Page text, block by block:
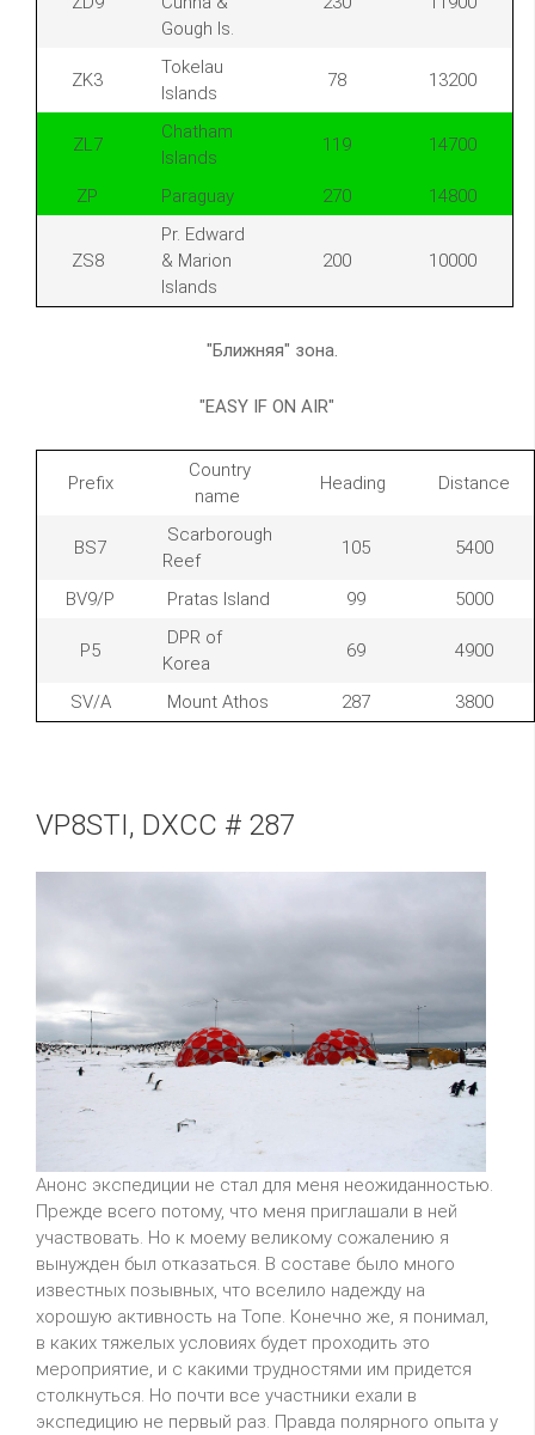
Gough Is.
ZK3
Tokelau
Islands
78 13200
ZL7
Chatham
Islands
119 14700
ZP Paraguay 270 14800
ZS8
Pr. Edward
& Marion
Islands
200 10000
"Ближняя" зона.
"EASY IF ON AIR"
Prefix
Country
name
Heading Distance
BS7
Scarborough
Reef
105 5400
BV9/P Pratas Island 99 5000
P5
DPR of
Korea
69 4900
SV/A Mount Athos 287 3800
VP8STI, DXCC # 287
Анонс экспедиции не стал для меня неожиданностью.
Прежде всего потому, что меня приглашали в ней
участвовать. Но к моему великому сожалению я
вынужден был отказаться. В составе было много
известных позывных, что вселило надежду на
хорошую активность на Топе. Конечно же, я понимал,
в каких тяжелых условиях будет проходить это
мероприятие, и с какими трудностями им придется
столкнуться. Но почти все участники ехали в
экспедицию не первый раз. Правда полярного опыта у